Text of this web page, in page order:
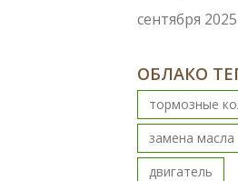
сентября 2025
ОБЛАКО
тормозные
замена масла
двигатель